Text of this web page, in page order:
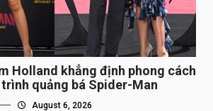
Holland khẳng định phong cách
quảng bá Spider-Man
August 6, 2026